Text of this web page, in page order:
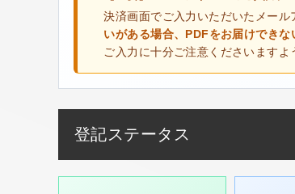
決済画面でご入力いただいたメール
いがある場合、PDFをお届けでき
ご入力に十分ご注意くださいますよ
登記ステータス